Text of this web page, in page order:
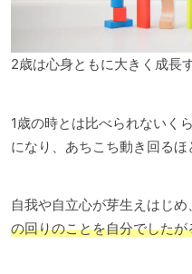
2歳は心身ともに大きく成長
1歳の時とは比べられないく
になり、あちこち動き回るほ
自我や自立心が芽生えはじめ、
の回りのことを自分でした